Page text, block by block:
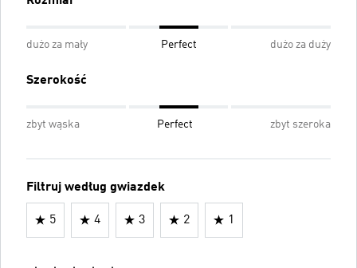
dużo za mały Perfect dużo za duży
Szerokość
zbyt wąska Perfect zbyt szeroka
Filtruj według gwiazdek
5 4 3 2 1